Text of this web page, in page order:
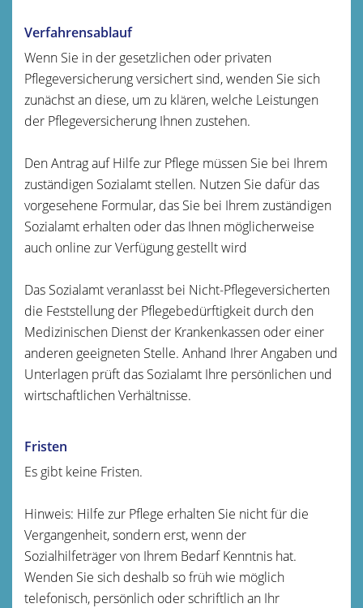
Verfahrensablauf
Wenn Sie in der gesetzlichen oder privaten
Pflegeversicherung versichert sind, wenden Sie sich
zunächst an diese, um zu klären, welche Leistungen
der Pflegeversicherung Ihnen zustehen.
Den Antrag auf Hilfe zur Pflege müssen Sie bei Ihrem
zuständigen Sozialamt stellen. Nutzen Sie dafür das
vorgesehene Formular, das Sie bei Ihrem zuständigen
Sozialamt erhalten oder das Ihnen möglicherweise
auch online zur Verfügung gestellt wird
Das Sozialamt veranlasst bei Nicht-Pflegeversicherten
die Feststellung der Pflegebedürftigkeit durch den
Medizinischen Dienst der Krankenkassen oder einer
anderen geeigneten Stelle. Anhand Ihrer Angaben und
Unterlagen prüft das Sozialamt Ihre persönlichen und
wirtschaftlichen Verhältnisse.
Fristen
Es gibt keine Fristen.
Hinweis: Hilfe zur Pflege erhalten Sie nicht für die
Vergangenheit, sondern erst, wenn der
Sozialhilfeträger von Ihrem Bedarf Kenntnis hat.
Wenden Sie sich deshalb so früh wie möglich
telefonisch, persönlich oder schriftlich an Ihr